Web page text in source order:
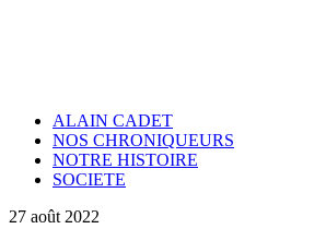
ALAIN CADET
NOS CHRONIQUEURS
NOTRE HISTOIRE
SOCIETE
27 août 2022